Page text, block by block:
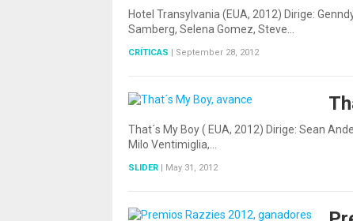
Hotel Transylvania (EUA, 2012) Dirige:
Samberg, Selena Gomez, Steve…
CRÍTICAS | September 28, 2012
That´s My Boy ( EUA, 2012) Dirige: Sean
Milo Ventimiglia,…
SLIDER | May 31, 2012